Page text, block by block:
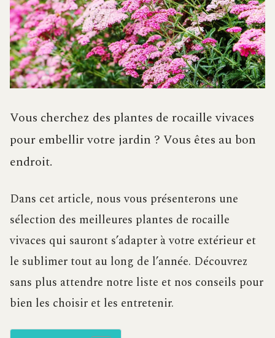
Vous cherchez des plantes de rocaille vivaces
pour embellir votre jardin ? Vous êtes au bon
endroit.
Dans cet article, nous vous présenterons une
sélection des meilleures plantes de rocaille
vivaces qui sauront s’adapter à votre extérieur et
le sublimer tout au long de l’année. Découvrez
sans plus attendre notre liste et nos conseils pour
bien les choisir et les entretenir.